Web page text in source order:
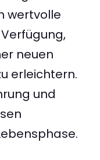
wertvolle
neuen
erleichtern.
und